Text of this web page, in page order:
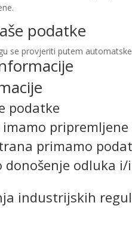
podatke
se provjeriti putem
podatke
imamo
primamo
donošenje odluka
industrijskih